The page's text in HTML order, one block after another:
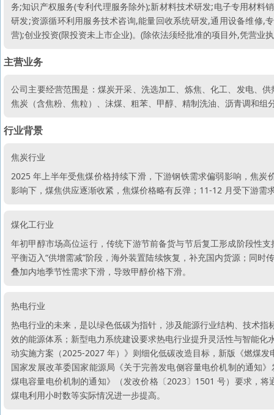
务;知识产权服务(专利代理服务除外);新材料技术研发;电子专用材
研发;资源循环利用服务技术咨询,能量回收系统研发,通用设备维修,
营);创业投资(限投资未上市企业)。(除依法须经批准的项目外,凭营业
主营业务
公司主要经营范围是：煤炭开采、洗选加工、炼焦、化工、发电、
焦炭（含焦粉、焦粒）、沫煤、粗苯、甲醇、精制洗油、沥青调和
行业背景
焦炭行业
2025 年上半年受焦煤价格持续下滑，下游钢铁需求偏弱影响，焦
影响下，煤焦供应逐渐收紧，焦煤价格略有反弹；11-12 月受下游需
煤化工行业
年初甲醇市场高位运行，传统下游节前备货与节后复工形成阶段性
平衡迈入“供增需减”阶段，海外装置陆续恢复，补充国内货源；同
叠加内地季节性需求下滑，导致甲醇价格下滑。
热电行业
热电行业的未来，是以绿色低碳为指针，涉及能源行业结构、技术
效的能源体系；新型电力系统建设要求热电行业提升灵活性与智能
动实施方案（2025-2027 年）》则细化低碳改造目标，新版《燃煤
国家发展改革委国家能源局《关于完善发电侧容量电价机制的通知
煤电容量电价机制的通知》（发改价格〔2023〕1501 号）要求，
煤电利用小时数等实际情况进一步提高。